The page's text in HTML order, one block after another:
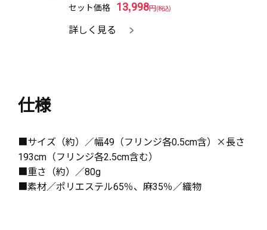
セット価格 13,998円(税込)
詳しく見る
仕様
■サイズ（約）／幅49（フリンジ各0.5cm含）×長さ
193cm（フリンジ各2.5cm含む）
■重さ（約）／80g
■素材／ポリエステル65％、麻35％／織物